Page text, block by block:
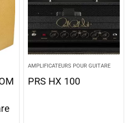
AMPLIFICATEURS POUR GUITARE
PRS HX 100